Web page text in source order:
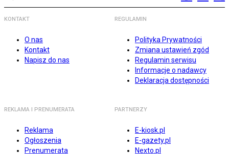
KONTAKT
O nas
Kontakt
Napisz do nas
REGULAMIN
Polityka Prywatności
Zmiana ustawień zgód
Regulamin serwisu
Informacje o nadawcy
Deklaracja dostępności
REKLAMA I PRENUMERATA
Reklama
Ogłoszenia
Prenumerata
PARTNERZY
E-kiosk.pl
E-gazety.pl
Nexto.pl